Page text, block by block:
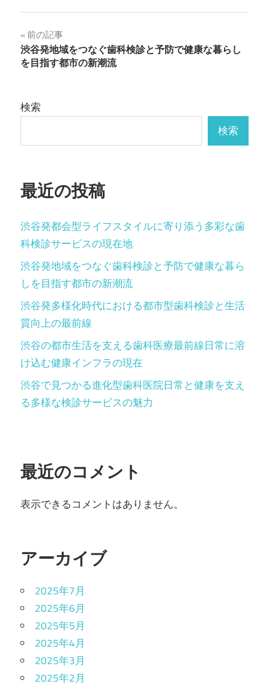
投
稿
ビ
シ
ョ
ン
前の記事
渋谷発地域をつなぐ歯科検診と予防で健康な暮らし
を目指す都市の新潮流
検索
検索
最近の投稿
渋谷発都会型ライフスタイルに寄り添う多彩な歯
科検診サービスの現在地
渋谷発地域をつなぐ歯科検診と予防で健康な暮ら
しを目指す都市の新潮流
渋谷発多様化時代における都市型歯科検診と生活
質向上の最前線
渋谷の都市生活を支える歯科医療最前線日常に溶
け込む健康インフラの現在
渋谷で見つかる進化型歯科医院日常と健康を支え
る多様な検診サービスの魅力
最近のコメント
表示できるコメントはありません。
アーカイブ
2025年7月
2025年6月
2025年5月
2025年4月
2025年3月
2025年2月